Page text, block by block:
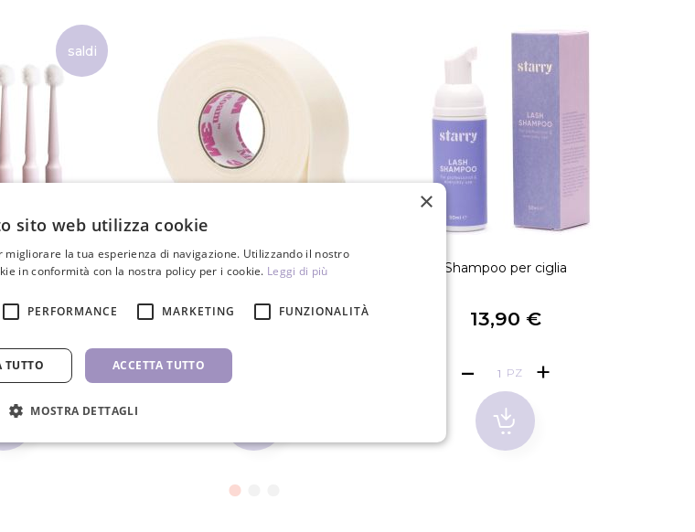
saldi
100 pz.
€
PZ
3M Microfoam nastro in schiuma
5,70 €
Shampoo per ciglia
13,90 €
PZ
×
sito web utilizza cookie
migliorare la tua esperienza di navigazione. Utilizzando il nostro
in conformità con la nostra policy per i cookie. Leggi di più
PERFORMANCE MARKETING FUNZIONALITÀ
ACCETTA TUTTO
TUTTO
MOSTRA DETTAGLI